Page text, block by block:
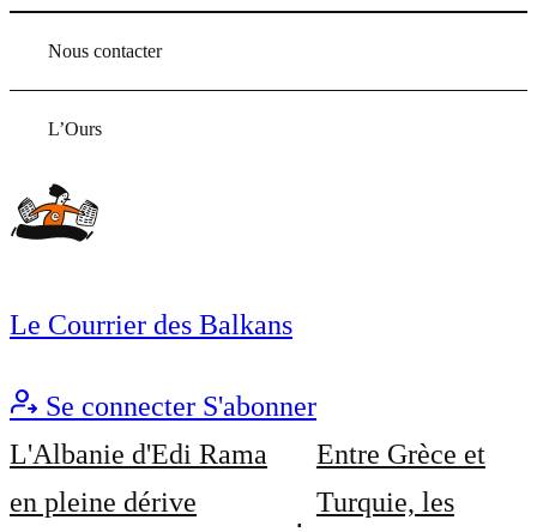
Nous contacter
L’Ours
Le Courrier des Balkans
Se connecter S'abonner
L'Albanie d'Edi Rama
en pleine dérive
Entre Grèce et
Turquie, les